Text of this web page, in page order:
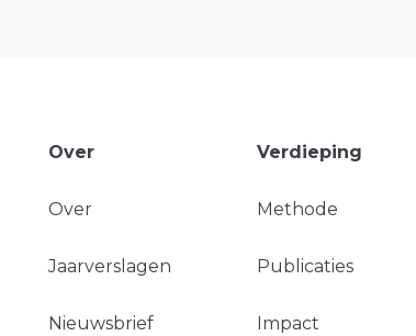
Over
Over
Jaarverslagen
Nieuwsbrief
Verdieping
Methode
Publicaties
Impact